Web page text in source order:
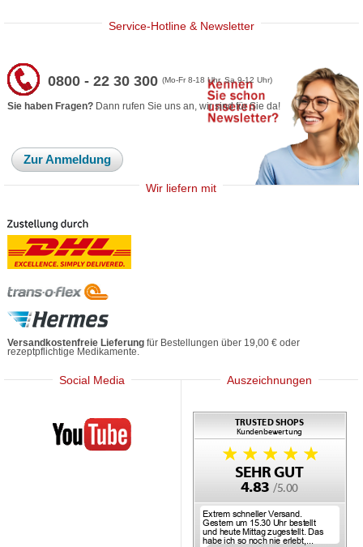
Service-Hotline & Newsletter
0800 - 22 30 300(Mo-Fr 8-18 Uhr, Sa 9-12 Uhr)
Sie haben Fragen? Dann rufen Sie uns an, wir sind für Sie da!
Zur Anmeldung
Wir liefern mit
Versandkostenfreie Lieferung für Bestellungen über 19,00 € oder
rezeptpflichtige Medikamente.
Social Media
Mediherz
Auszeichnungen